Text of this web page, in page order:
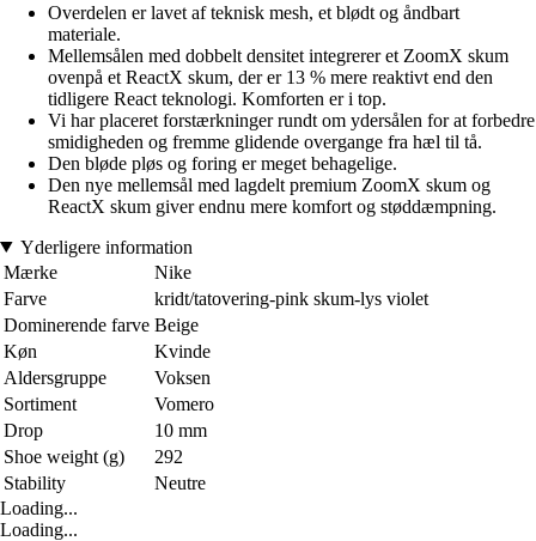
Overdelen er lavet af teknisk mesh, et blødt og åndbart
materiale.
Mellemsålen med dobbelt densitet integrerer et ZoomX skum
ovenpå et ReactX skum, der er 13 % mere reaktivt end den
tidligere React teknologi. Komforten er i top.
Vi har placeret forstærkninger rundt om ydersålen for at forbedre
smidigheden og fremme glidende overgange fra hæl til tå.
Den bløde pløs og foring er meget behagelige.
Den nye mellemsål med lagdelt premium ZoomX skum og
ReactX skum giver endnu mere komfort og støddæmpning.
Yderligere information
Mærke
Nike
Farve
kridt/tatovering-pink skum-lys violet
Dominerende farve Beige
Køn
Kvinde
Aldersgruppe
Voksen
Sortiment
Vomero
Drop
10 mm
Shoe weight (g)
292
Stability
Neutre
Loading...
Loading...